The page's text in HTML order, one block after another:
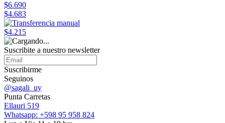
$6.690
$4.683
$4.215
Suscribite a nuestro newsletter
Suscribirme
Seguinos
@sagali_uy
Punta Carretas
Ellauri 519
Whatsapp: +598 95 958 824